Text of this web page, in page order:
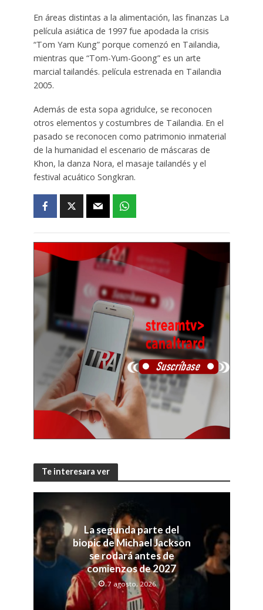
En áreas distintas a la alimentación, las finanzas La
película asiática de 1997 fue apodada la crisis
“Tom Yam Kung” porque comenzó en Tailandia,
mientras que “Tom-Yum-Goong” es un arte
marcial tailandés. película estrenada en Tailandia
2005.
Además de esta sopa agridulce, se reconocen
otros elementos y costumbres de Tailandia. En el
pasado se reconocen como patrimonio inmaterial
de la humanidad el escenario de máscaras de
Khon, la danza Nora, el masaje tailandés y el
festival acuático Songkran.
Te interesara ver
La segunda parte del
biopic de Michael Jackson
se rodará antes de
comienzos de 2027
7 agosto, 2026